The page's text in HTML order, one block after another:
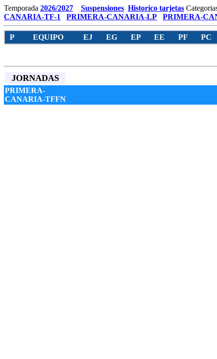
Temporada 2026/2027 Suspensiones Historico tarjetas
CANARIA-TF-1
PRIMERA-CANARIA-LP PRIMERA-
P EQUIPO EJ EG EP EE PF PC
JORNADAS
PRIMERA-
CANARIA-TFFN